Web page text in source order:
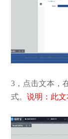
3，点击文本，
式。 说明：此文